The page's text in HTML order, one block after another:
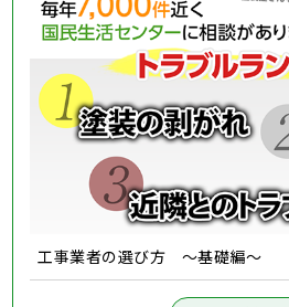
工事業者の選び方 ～基礎編～